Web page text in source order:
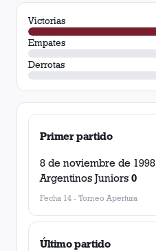
Victorias
Empates
Derrotas
Primer partido
8 de noviembre de 1998
Argentinos Juniors 0
Fecha 14 - Torneo Apertura
Último partido